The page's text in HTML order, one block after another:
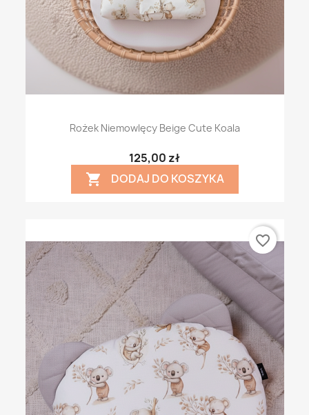
Rożek Niemowlęcy Beige Cute Koala
125,00 zł
 DODAJ DO KOSZYKA
favorite_border